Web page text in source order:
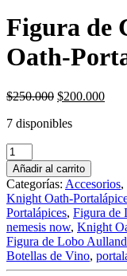
Figura de
Oath-
$250.000 Original
was:
$200.000
7 disponibles
Figura
de
Caballero
-
Knight
Oath-
Portalápices
cantidad
Añadir al carrito
Categorías: Accesorios,
Knight Oath-
Portalápices, Figura de
nemesis now, Knight
Figura de Lobo
Botellas de Vino,